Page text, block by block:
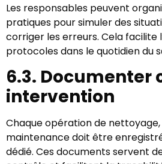
Les responsables peuvent
pratiques pour simuler des
corriger les erreurs. Cela facilite
protocoles dans le quotidien du
6.3. Documenter
intervention
Chaque opération de
maintenance doit être
dédié. Ces documents servent